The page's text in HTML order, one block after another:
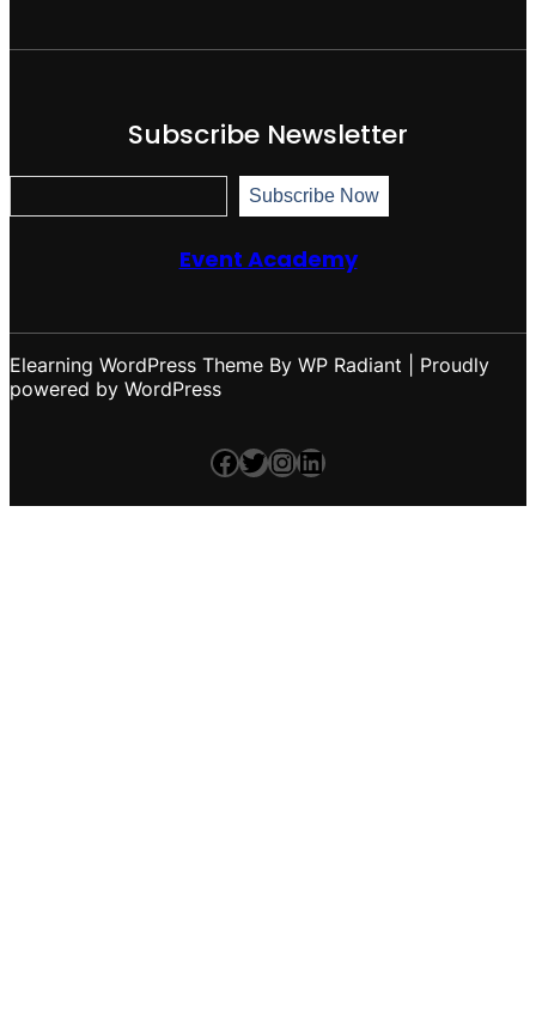
Subscribe Newsletter
S
u
b
c
e
N
o
Subscribe Now
Event Academy
Elearning WordPress Theme By WP Radiant | Proudly
powered by WordPress
Facebook Twitter InstagramLinkedIn